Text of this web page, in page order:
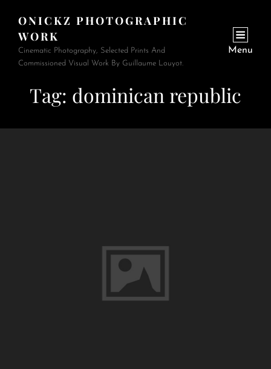
ONICKZ PHOTOGRAPHIC
WORK
Cinematic Photography, Selected Prints And
Commissioned Visual Work By Guillaume Louyot.
Menu
Tag: dominican republic